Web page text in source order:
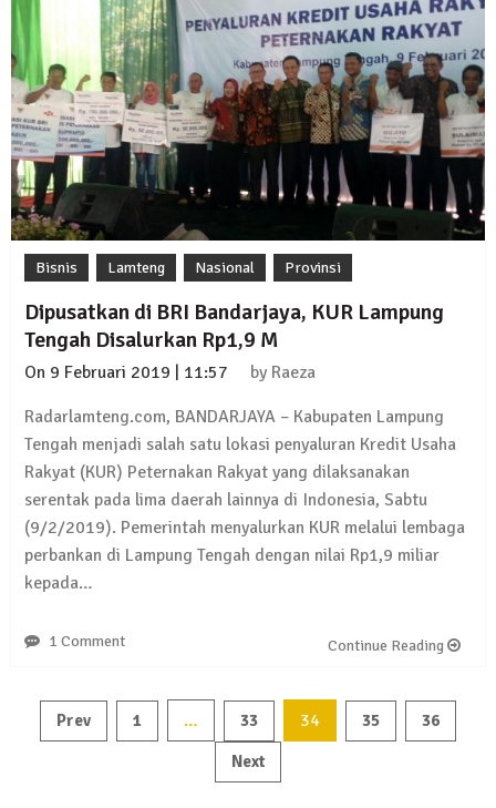
Bisnis Lamteng Nasional Provinsi
Dipusatkan di BRI Bandarjaya, KUR Lampung
Tengah Disalurkan Rp1,9 M
On 9 Februari 2019 | 11:57 by Raeza
Radarlamteng.com, BANDARJAYA – Kabupaten Lampung
Tengah menjadi salah satu lokasi penyaluran Kredit Usaha
Rakyat (KUR) Peternakan Rakyat yang dilaksanakan
serentak pada lima daerah lainnya di Indonesia, Sabtu
(9/2/2019). Pemerintah menyalurkan KUR melalui lembaga
perbankan di Lampung Tengah dengan nilai Rp1,9 miliar
kepada…
1 Comment Continue Reading
Navigasi
Prev 1 … 33 34 35 36
Next